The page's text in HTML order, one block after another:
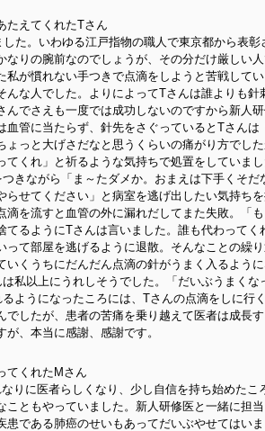
たえてくれたTさん
た。いわゆる江戸指物の職人で東京都から表
なりの腕前なのでしょうが、その分だけ厳しい
私が慣れない手つきで点滴をしようと苦戦して
んな人でした。よりによってTさんは誰よりも針
んでさえも一度では成功しないのですから新人
血管に当たらず、針先をさぐっているとTさんは
ょっと大げさだなと思うくらいの痛がり方でし
てくれ」と祈るような気持ちで処置をしていま
きながら「ま～たダメか。おまえは下手くそだ
らせてください」と病室を逃げ出したい気持ち
滴を流すと血管の外に漏れだしてまた失敗。「
てるようにTさんは言いました。誰も代わってく
って部屋を逃げるように退散。そんなことの繰
いくうちにだんだん点滴の針がうまく入るよう
私以上にうれしそうでした。「だいぶうまくな
ようになったころには、Tさんの点滴をしに行
でしたが、患者の苦痛を乗り越えて医者は成長
、本当に感謝、感謝です。
てくれたMさん
りに医者らしくなり、少し自信を持ち始めたこ
こともやっていました。新人研修医と一緒に担
患である肺癌のせいもあってだいぶやせてはい